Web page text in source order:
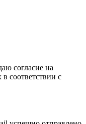
согласие на
соответствии с